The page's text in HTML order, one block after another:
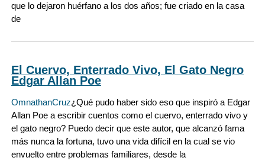
que lo dejaron huérfano a los dos años; fue criado en la casa
de
El Cuervo, Enterrado Vivo, El Gato Negro
Edgar Allan Poe
OmnathanCruz¿Qué pudo haber sido eso que inspiró a Edgar
Allan Poe a escribir cuentos como el cuervo, enterrado vivo y
el gato negro? Puedo decir que este autor, que alcanzó fama
más nunca la fortuna, tuvo una vida difícil en la cual se vio
envuelto entre problemas familiares, desde la